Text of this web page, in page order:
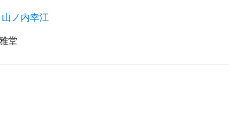
山ノ内幸江
堂